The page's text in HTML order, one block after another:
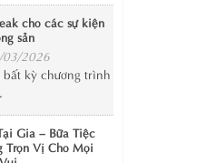
cho các sự kiện
sản
03/2026
bất kỳ chương trình
Gia – Bữa Tiệc
Trọn Vị Cho Mọi